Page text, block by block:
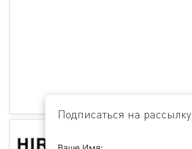
Подписаться на рассылку